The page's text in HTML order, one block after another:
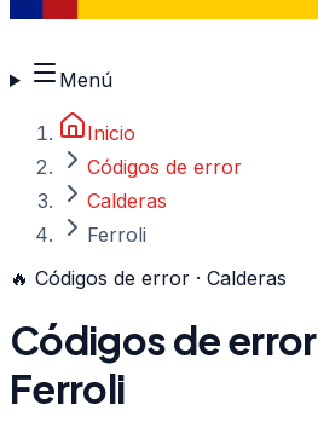
Menú
Inicio
Códigos de error
Calderas
Ferroli
🔥 Códigos de error · Calderas
Códigos de error
Ferroli